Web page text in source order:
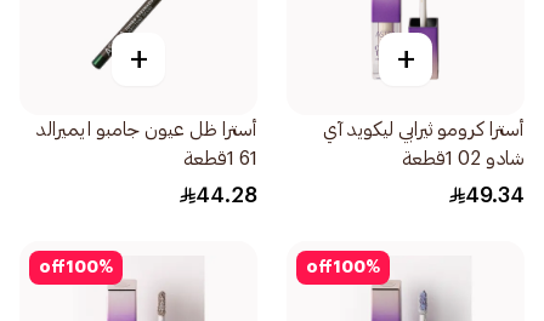
+
أسترا كرومو ثيرابي ليكويد آي
شادو 02 1قطعة
49.34
+
أسترا ظل عيون جامبو ايميرالد
61 1قطعة
44.28
100%
off
100%
off